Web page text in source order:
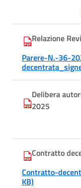
Relazione
Parere-N.-36-
Delibera
2025
Contratto
Contratto-
KB)